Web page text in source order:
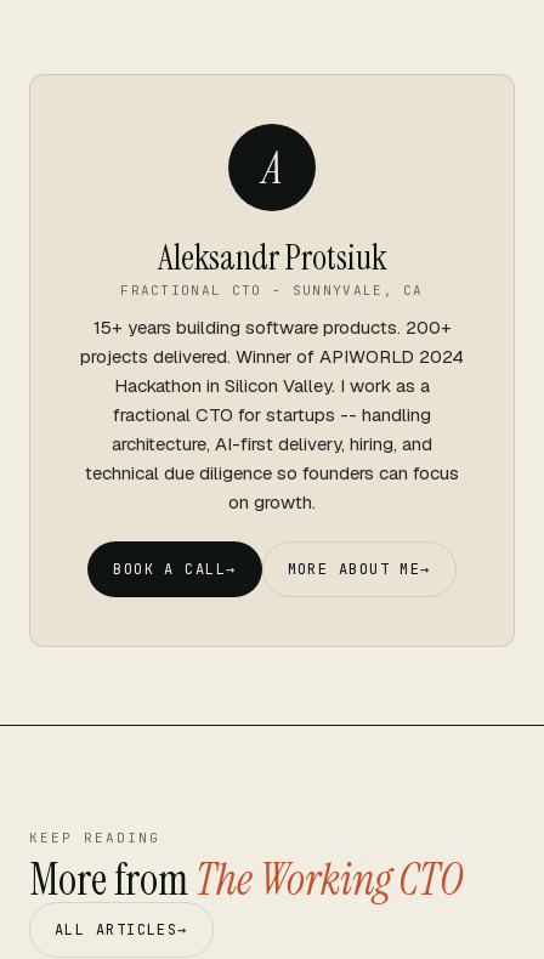
A
Aleksandr Protsiuk
FRACTIONAL CTO - SUNNYVALE, CA
15+ years building software products. 200+
projects delivered. Winner of APIWORLD 2024
Hackathon in Silicon Valley. I work as a
fractional CTO for startups -- handling
architecture, AI-first delivery, hiring, and
technical due diligence so founders can focus
on growth.
BOOK A CALL→ MORE ABOUT ME→
KEEP READING
More fromThe Working CTO
ALL ARTICLES→